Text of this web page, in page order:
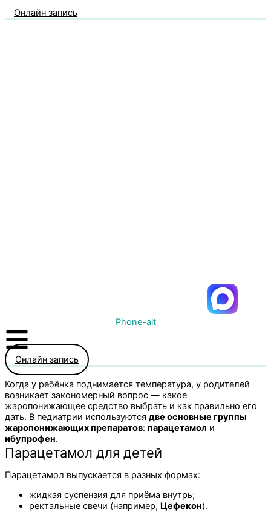
Онлайн запись
Phone-alt
Онлайн запись
Когда у ребёнка поднимается температура, у родителей
возникает закономерный вопрос — какое
жаропонижающее средство выбрать и как правильно его
дать. В педиатрии используются две основные группы
жаропонижающих препаратов: парацетамол и
ибупрофен.
Парацетамол для детей
Парацетамол выпускается в разных формах:
жидкая суспензия для приёма внутрь;
ректальные свечи (например, Цефекон).